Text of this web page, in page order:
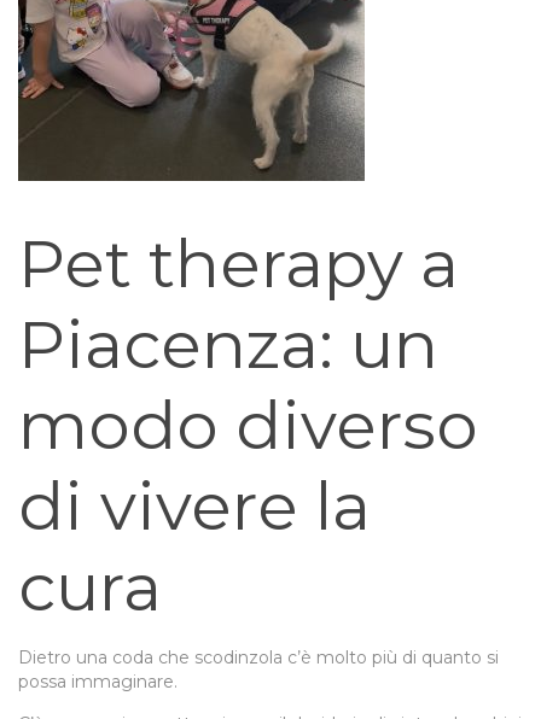
Pet therapy a
Piacenza: un
modo diverso
di vivere la
cura
Dietro una coda che scodinzola c’è molto più di quanto si
possa immaginare.